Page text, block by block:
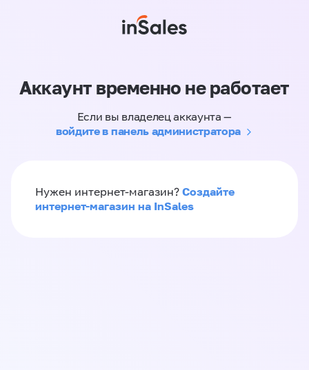
Аккаунт временно не работает
Если вы владелец аккаунта —
войдите в панель администратора
Нужен интернет-магазин? Создайте
интернет-магазин на InSales